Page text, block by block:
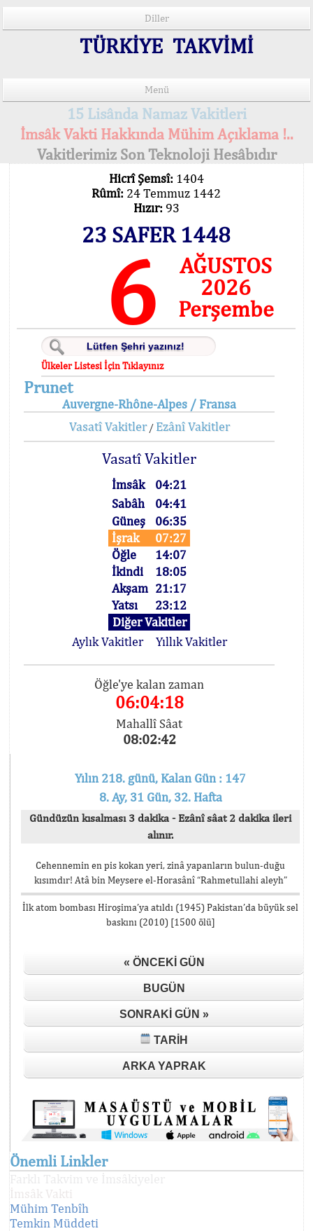
Diller
TÜRKİYE TAKVİMİ
Menü
15 Lisânda Namaz Vakitleri
İmsâk Vakti Hakkında Mühim Açıklama !..
Vakitlerimiz Son Teknoloji Hesâbıdır
Hicrî Şemsî: 1404
Rûmî: 24 Temmuz 1442
Hızır: 93
23 SAFER 1448
6
AĞUSTOS
2026
Perşembe
Ülkeler Listesi İçin Tıklayınız
Prunet
Auvergne-Rhône-Alpes / Fransa
Vasatî Vakitler/ Ezânî Vakitler
Vasatî Vakitler
İmsâk
04:21
Sabâh
04:41
Güneş
06:35
İşrak
07:27
Öğle
14:07
İkindi
18:05
Akşam 21:17
Yatsı
23:12
Diğer Vakitler
Aylık Vakitler
Yıllık Vakitler
Öğle'ye kalan zaman
06:04:17
Mahallî Sâat
08:02:43
Yılın 218. günü, Kalan Gün : 147
8. Ay, 31 Gün, 32. Hafta
Gündüzün kısalması 3 dakika - Ezânî sâat 2 dakika ileri
alınır.
Cehennemin en pis kokan yeri, zinâ yapanların bulun-duğu
kısımdır! Atâ bin Meysere el-Horasânî “Rahmetullahi aleyh”
İlk atom bombası Hiroşima’ya atıldı (1945) Pakistan’da büyük sel
baskını (2010) [1500 ölü]
« ÖNCEKI GÜN
BUGÜN
SONRAKI GÜN »
TARIH
ARKA YAPRAK
Önemli Linkler
Mühim Tenbîh
Temkin Müddeti